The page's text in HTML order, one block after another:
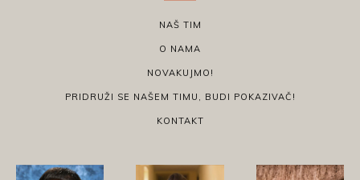
NAŠ TIM
O NAMA
NOVAKUJMO!
PRIDRUŽI SE NAŠEM TIMU, BUDI POKAZIVAČ!
KONTAKT